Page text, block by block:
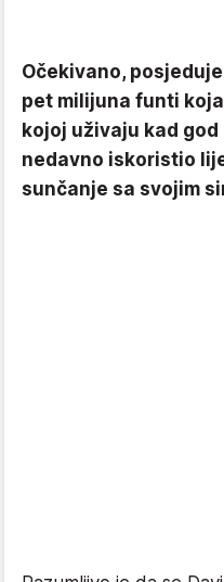
Očekivano,
pet milijuna funti
kojoj uživaju kad god
nedavno iskoristio
sunčanje sa svojim